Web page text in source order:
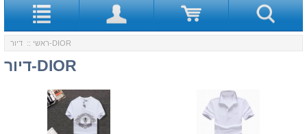
ראשי:: דיור-DIOR
דיור-DIOR